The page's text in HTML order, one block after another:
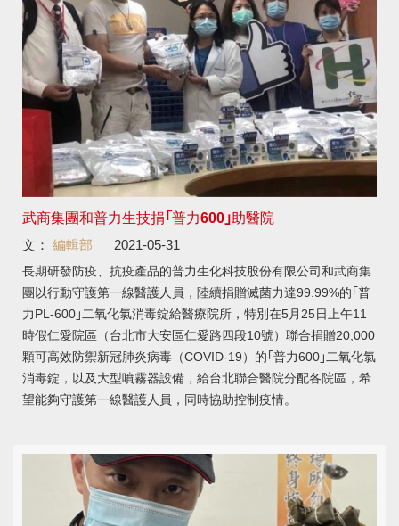
武商集團和普力生技捐｢普力600｣助醫院
文： 編輯部 2021-05-31
長期研發防疫、抗疫產品的普力生化科技股份有限公司和武商集
團以行動守護第一線醫護人員，陸續捐贈滅菌力達99.99%的｢普
力PL-600｣二氧化氯消毒錠給醫療院所，特別在5月25日上午11
時假仁愛院區（台北市大安區仁愛路四段10號）聯合捐贈20,000
顆可高效防禦新冠肺炎病毒（COVID-19）的｢普力600｣二氧化氯
消毒錠，以及大型噴霧器設備，給台北聯合醫院分配各院區，希
望能夠守護第一線醫護人員，同時協助控制疫情。